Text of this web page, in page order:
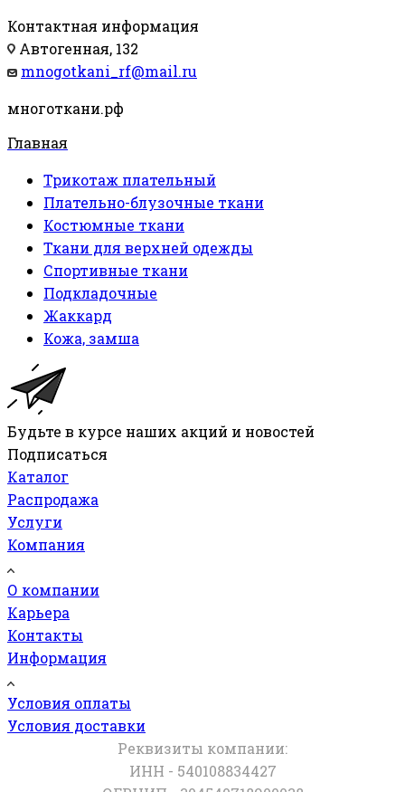
Контактная информация
Автогенная, 132
mnogotkani_rf@mail.ru
многоткани.рф
Главная
Трикотаж плательный
Плательно-блузочные ткани
Костюмные ткани
Ткани для верхней одежды
Спортивные ткани
Подкладочные
Жаккард
Кожа, замша
Будьте в курсе наших акций и новостей
Подписаться
Каталог
Распродажа
Услуги
Компания
О компании
Карьера
Контакты
Информация
Условия оплаты
Условия доставки
Реквизиты компании:
ИНН - 540108834427